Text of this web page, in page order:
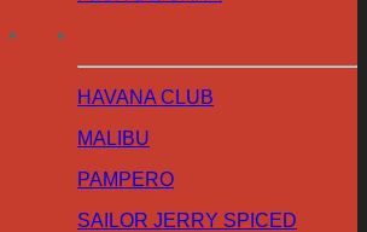
HAVANA CLUB
MALIBU
PAMPERO
SAILOR JERRY SPICED